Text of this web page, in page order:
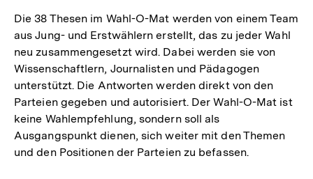
Die 38 Thesen im Wahl-O-Mat werden von einem Team
aus Jung- und Erstwählern erstellt, das zu jeder Wahl
neu zusammengesetzt wird. Dabei werden sie von
Wissenschaftlern, Journalisten und Pädagogen
unterstützt. Die Antworten werden direkt von den
Parteien gegeben und autorisiert. Der Wahl-O-Mat ist
keine Wahlempfehlung, sondern soll als
Ausgangspunkt dienen, sich weiter mit den Themen
und den Positionen der Parteien zu befassen.